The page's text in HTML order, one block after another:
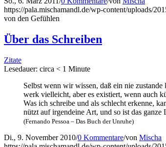
https://pala.mischamandl.de/wp-content/uploads/
von den Gefühlen
Über das Schreiben
Zitate
Lese­dau­er: cir­ca < 1 Minu­te
Selbst wenn wir wis­sen, daß ein nie
werk viel­leicht, aber es exis­tiert, wenn auch
Was ich schrei­be und als schlecht erken­ne,
nützt auf irgend­ei­ne Art, und so ist das gan­ze
(Fer­nan­do Pes­soa – Das Buch der Unruhe)
Di., 9. November 2010/0 Kommentare/von Mischa